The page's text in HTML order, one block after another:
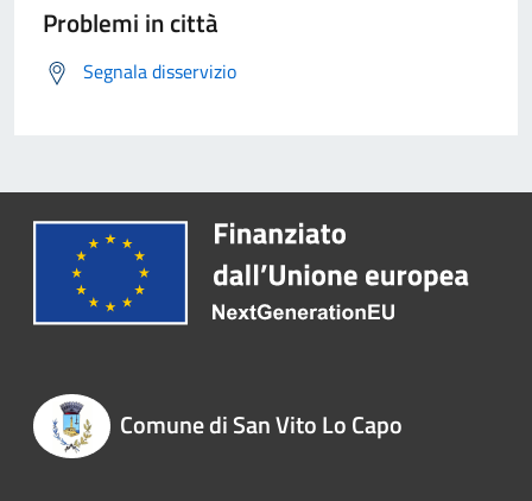
Problemi in città
Segnala disservizio
Comune di San Vito Lo Capo